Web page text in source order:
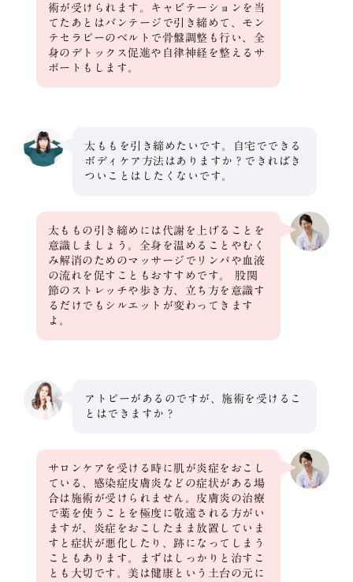
術が受けられます。キャビテーションを当
てたあとはバンテージで引き締めて、モン
テセラピーのベルトで骨盤調整も行い、全
身のデトックス促進や自律神経を整えるサ
ポートもします。
太ももを引き締めたいです。自宅でできる
ボディケア方法はありますか？できればき
ついことはしたくないです。
太ももの引き締めには代謝を上げることを
意識しましょう。全身を温めることやむく
み解消のためのマッサージでリンパや血液
の流れを促すこともおすすめです。 股関
節のストレッチや歩き方、立ち方を意識す
るだけでもシルエットが変わってきます
よ。
アトピーがあるのですが、施術を受けるこ
とはできますか？
サロンケアを受ける時に肌が炎症をおこし
ている、感染症皮膚炎などの症状がある場
合は施術が受けられません。皮膚炎の治療
で薬を使うことを極度に敬遠される方がい
ますが、炎症をおこしたまま放置していま
すと症状が悪化したり、跡になってしまう
こともあります。まずはしっかりと治すこ
とも大切です。美は健康という土台の元に